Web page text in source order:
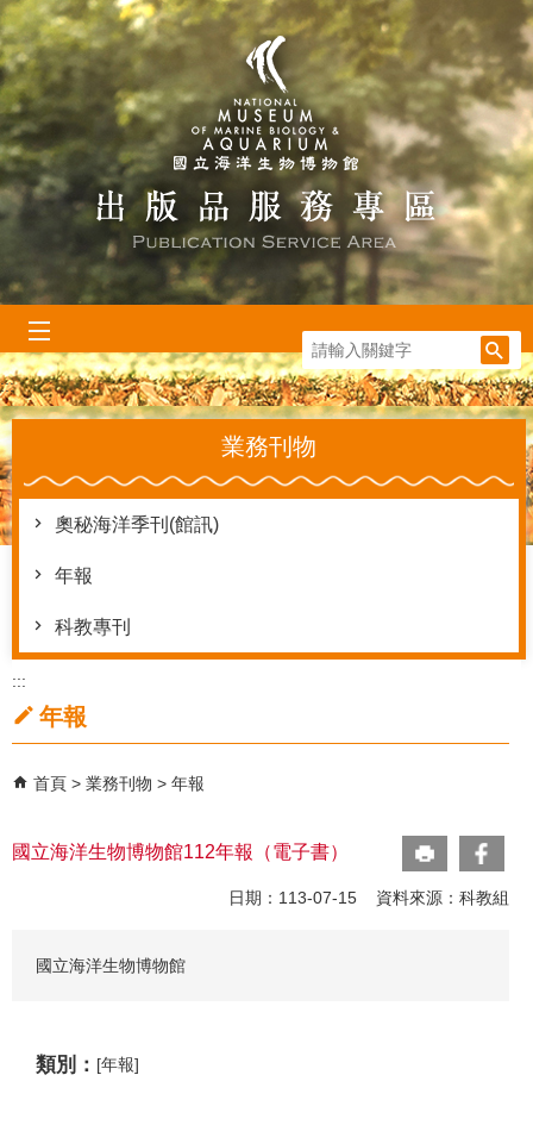
跳到主要內容區塊
:::
業務刊物
奧秘海洋季刊(館訊)
年報
科教專刊
:::
年報
首頁 業務刊物 年報
國立海洋生物博物館112年報（電子書）
日期：113-07-15 資料來源：科教組
國立海洋生物博物館
類別： [年報]